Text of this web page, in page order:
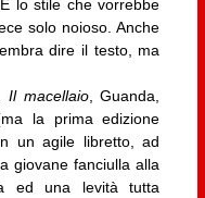
lo stile che vorrebbe
solo noioso. Anche
dire il testo, ma
Il macellaio, Guanda,
la prima edizione
un agile libretto, ad
giovane fanciulla alla
ed una levità tutta